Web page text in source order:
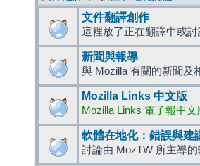
文件翻譯創作
這裡放了正在翻譯中或
新聞與報導
與 Mozilla 有關的新聞及
Mozilla Links 中文版
Mozilla Links 電子報中文
軟體在地化：錯誤與建
討論由 MozTW 所主導